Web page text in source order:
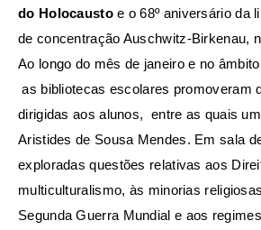
do Holocaustoe o 68º aniversário da
de concentração Auschwitz-Birkenau,
Ao longo do mês de janeiro e no
as bibliotecas escolares promoveram
dirigidas aos alunos, entre as quais
Aristides de Sousa Mendes. Em sala
exploradas questões relativas aos
multiculturalismo, às minorias
Segunda Guerra Mundial e aos